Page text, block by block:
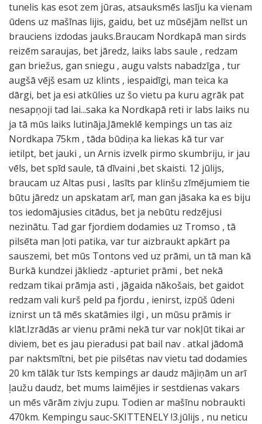
tunelis kas esot zem jūras, atsauksmēs lasīju ka vienam
ūdens uz mašīnas lijis, gaidu, bet uz mūsējām nelīst un
brauciens izdodas jauks.Braucam Nordkapā man sirds
reizēm saraujas, bet jāredz, laiks labs saule , redzam
gan briežus, gan sniegu , augu valsts nabadzīga , tur
augšā vējš esam uz klints , iespaidīgi, man teica ka
dārgi, bet ja esi atkūlies uz šo vietu pa kuru agrāk pat
nesapņoji tad lai...saka ka Nordkapā reti ir labs laiks nu
ja tā mūs laiks lutināja.Jāmeklē kempings un tas aiz
Nordkapa 75km , tāda būdiņa ka liekas kā tur var
ietilpt, bet jauki , un Arnis izvelk pirmo skumbriju, ir jau
vēls, bet spīd saule, tā dīvaini ,bet skaisti. 12 jūlijs,
braucam uz Altas pusi , lasīts par klinšu zīmējumiem tie
būtu jāredz un apskatam arī, man gan jāsaka ka es biju
tos iedomājusies citādus, bet ja nebūtu redzējusi
nezinātu. Tad gar fjordiem dodamies uz Tromso , tā
pilsēta man ļoti patika, var tur aizbraukt apkārt pa
sauszemi, bet mūs Tontons ved uz prāmi, un tā man kā
Burkā kundzei jākliedz -apturiet prāmi , bet nekā
redzam tikai prāmja asti , jāgaida nākošais, bet gaidot
redzam vali kurš peld pa fjordu , ienirst, izpūš ūdeni
iznirst un tā mēs skatāmies ilgi , un mūsu prāmis ir
klāt.Izrādās ar vienu prāmi nekā tur var nokļūt tikai ar
diviem, bet es jau pieradusi pat bail nav . atkal jādomā
par naktsmītni, bet pie pilsētas nav vietu tad dodamies
20 km tālāk tur īsts kempings ar daudz mājiņām un arī
ļaužu daudz, bet mums laimējies ir sestdienas vakars
un mēs vārām zivju zupu. Todien ar mašīnu nobraukti
470km. Kempingu sauc-SKITTENELY !3.jūlijs , nu neticu